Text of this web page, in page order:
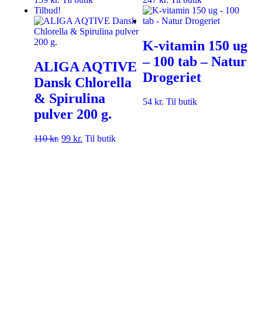
Tilbud!
ALIGA AQTIVE
Dansk Chlorella
& Spirulina
pulver 200 g.
110kr. 99 kr. Til butik
K-vitamin 150 ug
– 100 tab – Natur
Drogeriet
54 kr. Til butik